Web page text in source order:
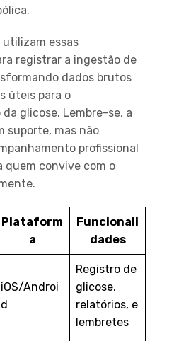
utilizam essas
registrar a ingestão de
dados brutos
úteis para o
glicose. Lembre-se, a
suporte, mas não
profissional
quem convive com o
Plataform
a
Funcionali
dades
iOS/Androi
d
Registro de
glicose,
relatórios, e
lembretes